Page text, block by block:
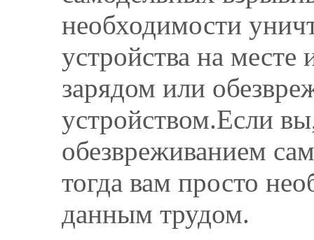
необходимости
устройства на
зарядом или
устройством.Если
обезвреживанием
тогда вам просто
данным трудом.